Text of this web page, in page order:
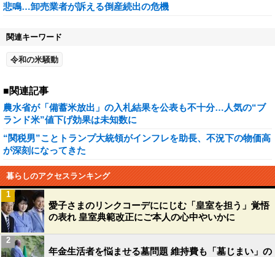
悲鳴…卸売業者が訴える倒産続出の危機
関連キーワード
令和の米騒動
■関連記事
農水省が「備蓄米放出」の入札結果を公表も不十分…人気の“ブ
ランド米”値下げ効果は未知数に
“関税男”ことトランプ大統領がインフレを助長、不況下の物価高
が深刻になってきた
暮らしのアクセスランキング
愛子さまのリンクコーデににじむ「皇室を担う」覚悟
の表れ 皇室典範改正にご本人の心中やいかに
1
年金生活者を悩ませる墓問題 維持費も「墓じまい」の
2